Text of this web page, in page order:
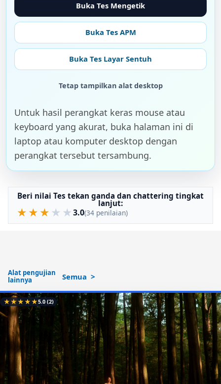
Buka Tes Mengetik
Buka Tes APM
Buka Tes Layar Sentuh
Tetap tampilkan alat desktop
Untuk hasil perangkat keras mouse atau
keyboard yang akurat, buka halaman ini di
laptop atau komputer desktop dengan
perangkat tersebut tersambung.
Beri nilai Tes tekan ganda dan chattering tingkat
lanjut:
★ ★ ★ ★ ★3.0(34 penilaian)
Alat pengujian
lainnya
Semua
★★★★★5.0(2)